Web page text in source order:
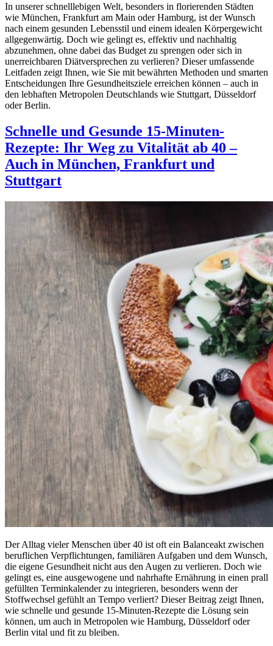
In unserer schnelllebigen Welt, besonders in florierenden Städten
wie München, Frankfurt am Main oder Hamburg, ist der Wunsch
nach einem gesunden Lebensstil und einem idealen Körpergewicht
allgegenwärtig. Doch wie gelingt es, effektiv und nachhaltig
abzunehmen, ohne dabei das Budget zu sprengen oder sich in
unerreichbaren Diätversprechen zu verlieren? Dieser umfassende
Leitfaden zeigt Ihnen, wie Sie mit bewährten Methoden und smarten
Entscheidungen Ihre Gesundheitsziele erreichen können – auch in
den lebhaften Metropolen Deutschlands wie Stuttgart, Düsseldorf
oder Berlin.
Schnelle und Gesunde 15-Minuten-
Rezepte: Ihr Weg zu Vitalität ab 40 –
Auch in München, Frankfurt und
Stuttgart
Der Alltag vieler Menschen über 40 ist oft ein Balanceakt zwischen
beruflichen Verpflichtungen, familiären Aufgaben und dem Wunsch,
die eigene Gesundheit nicht aus den Augen zu verlieren. Doch wie
gelingt es, eine ausgewogene und nahrhafte Ernährung in einen prall
gefüllten Terminkalender zu integrieren, besonders wenn der
Stoffwechsel gefühlt an Tempo verliert? Dieser Beitrag zeigt Ihnen,
wie schnelle und gesunde 15-Minuten-Rezepte die Lösung sein
können, um auch in Metropolen wie Hamburg, Düsseldorf oder
Berlin vital und fit zu bleiben.